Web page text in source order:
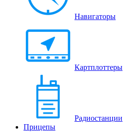
Навигаторы
Картплоттеры
Радиостанции
Прицепы